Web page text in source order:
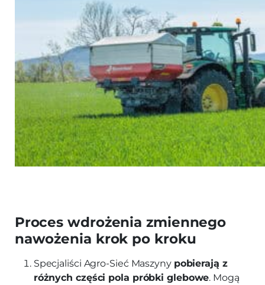
Proces wdrożenia zmiennego
nawożenia krok po kroku
Specjaliści Agro-Sieć Maszyny pobierają z
różnych części pola próbki glebowe. Mogą